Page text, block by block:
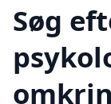
Søg